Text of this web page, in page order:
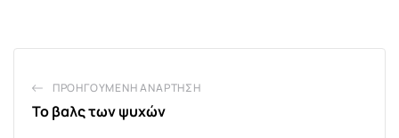
ΠΡΟΗΓΟΎΜΕΝΗ ΑΝΆΡΤΗΣΗ
Το βαλς των ψυχών